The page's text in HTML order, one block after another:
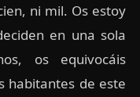
ni mil. Os estoy
en una sola
os equivocáis
habitantes de este